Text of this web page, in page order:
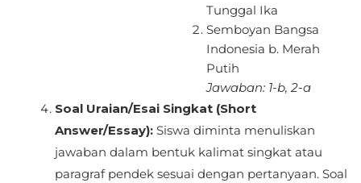
Tunggal Ika
Semboyan Bangsa
Indonesia b. Merah
Putih
Jawaban: 1-b, 2-a
Soal Uraian/Esai Singkat (Short
Answer/Essay): Siswa diminta menuliskan
jawaban dalam bentuk kalimat singkat atau
paragraf pendek sesuai dengan pertanyaan. Soal